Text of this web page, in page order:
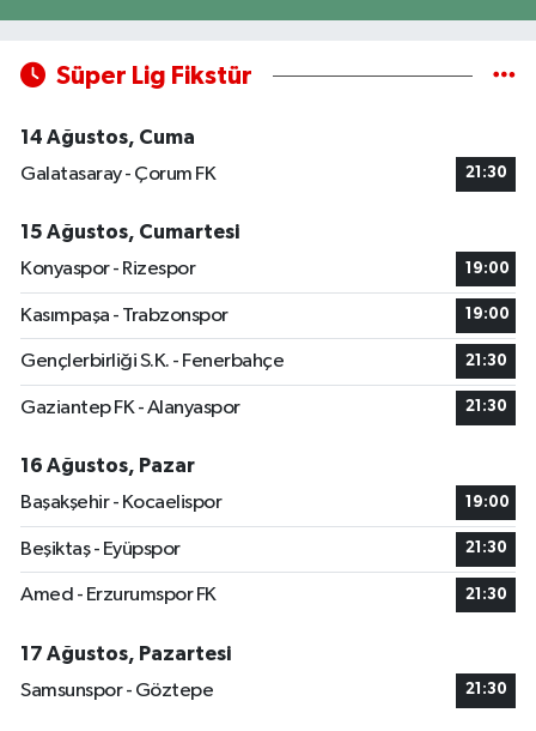
Süper Lig Fikstür
14 Ağustos, Cuma
Galatasaray - Çorum FK
21:30
15 Ağustos, Cumartesi
Konyaspor - Rizespor
19:00
Kasımpaşa - Trabzonspor 19:00
Gençlerbirliği S.K. - Fenerbahçe 21:30
Gaziantep FK - Alanyaspor 21:30
16 Ağustos, Pazar
Başakşehir - Kocaelispor
19:00
Beşiktaş - Eyüpspor 21:30
Amed - Erzurumspor FK 21:30
17 Ağustos, Pazartesi
Samsunspor - Göztepe
21:30